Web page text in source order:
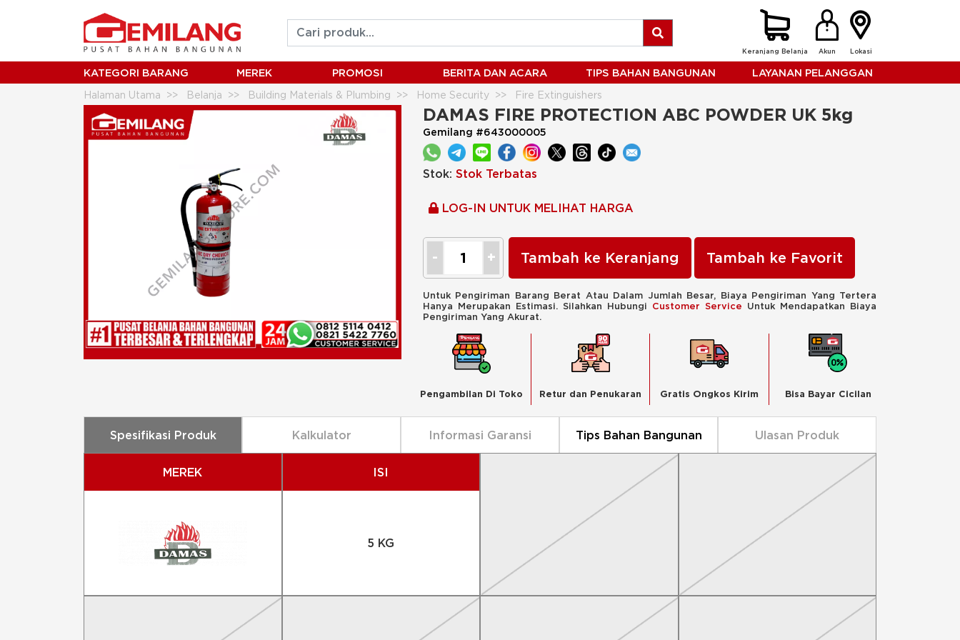
Keranjang Belanja Akun Lokasi
KATEGORI BARANG MEREK PROMOSI BERITA DAN ACARA TIPS BAHAN BANGUNAN LAYANAN PELANGGAN
Halaman Utama Belanja Building Materials & Plumbing Home Security
Fire Extinguishers
DAMAS FIRE PROTECTION ABC POWDER UK 5kg
DAMAS FIRE PROTECTION ABC POWDER UK 5kg
Gemilang #643000005
Stok: Stok Terbatas
LOG-IN UNTUK MELIHAT HARGA
Tambah ke Keranjang Tambah ke Favorit
Untuk Pengiriman Barang Berat Atau Dalam Jumlah Besar, Biaya Pengiriman Yang Tertera
Hanya Merupakan Estimasi. Silahkan Hubungi Customer Service Untuk Mendapatkan Biaya
Pengiriman Yang Akurat.
Pengambilan Di Toko Retur dan Penukaran Gratis Ongkos Kirim Bisa Bayar Cicilan
Spesifikasi Produk Kalkulator Informasi Garansi Tips Bahan Bangunan Ulasan Produk
MEREK ISI
5 KG